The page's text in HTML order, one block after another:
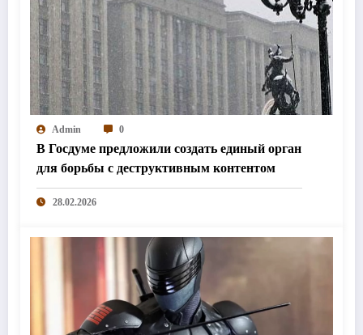
Admin 0
В Госдуме предложили создать единый орган
для борьбы с деструктивным контентом
28.02.2026